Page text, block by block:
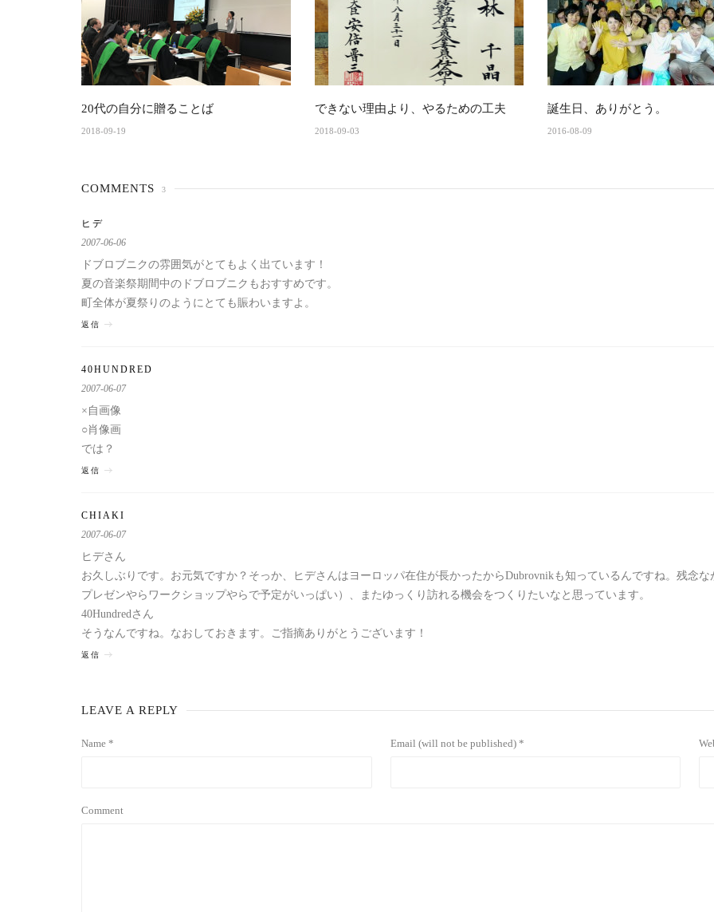
20代の自分に贈ることば
2018-09-19
できない理由より、やるための工夫
2018-09-03
誕生日、ありがとう。
2016-08-09
COMMENTS 3
ヒデ
2007-06-06
ドブロブニクの雰囲気がとてもよく出ています！
夏の音楽祭期間中のドブロブニクもおすすめです。
町全体が夏祭りのようにとても賑わいますよ。
返信
40HUNDRED
2007-06-07
×自画像
○肖像画
では？
返信
CHIAKI
2007-06-07
ヒデさん
お久しぶりです。お元気ですか？そっか、ヒデさんはヨーロッパ在住が長かったからDubrovnikも知っているんですね。残念
プレゼンやらワークショップやらで予定がいっぱい）、またゆっくり訪れる機会をつくりたいなと思っています。
40Hundredさん
そうなんですね。なおしておきます。ご指摘ありがとうございます！
返信
LEAVE A REPLY
Name * Email (will not be published) *
Comment